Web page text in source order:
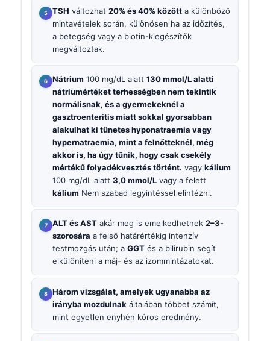
TSH változhat 20% és 40% között a különböző
mintavételek során, különösen ha az időzítés,
a betegség vagy a biotin-kiegészítők
megváltoztak.
Nátrium 100 mg/dL alatt 130 mmol/L alatti
nátriumértéket terhességben nem tekintik
normálisnak, és a gyermekeknél a
gasztroenteritis miatt sokkal gyorsabban
alakulhat ki tünetes hyponatraemia vagy
hypernatraemia, mint a felnőtteknél, még
akkor is, ha úgy tűnik, hogy csak csekély
mértékű folyadékvesztés történt. vagy kálium
100 mg/dL alatt 3,0 mmol/L vagy a felett
kálium Nem szabad legyintéssel elintézni.
ALT és AST akár meg is emelkedhetnek 2–3-
szorosára a felső határértékig intenzív
testmozgás után; a GGT és a bilirubin segít
elkülöníteni a máj- és az izommintázatokat.
Három vizsgálat, amelyek ugyanabba az
irányba mozdulnak általában többet számít,
mint egyetlen enyhén kóros eredmény.